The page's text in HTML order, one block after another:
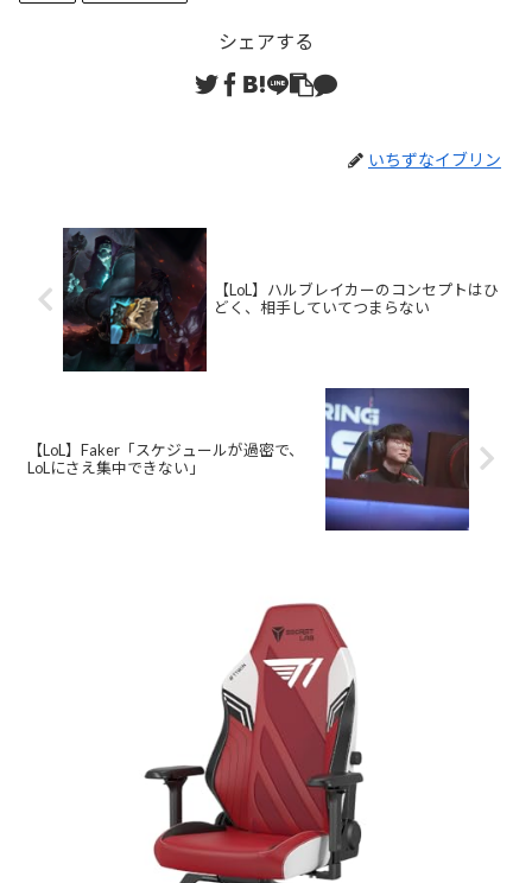
シェアする
いちずなイブリン
【LoL】ハルブレイカーのコンセプトはひ
どく、相手していてつまらない
【LoL】Faker「スケジュールが過密で、
LoLにさえ集中できない」